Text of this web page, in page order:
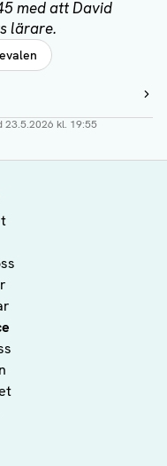
med att David
lärare.
23.5.2026 kl. 19:55